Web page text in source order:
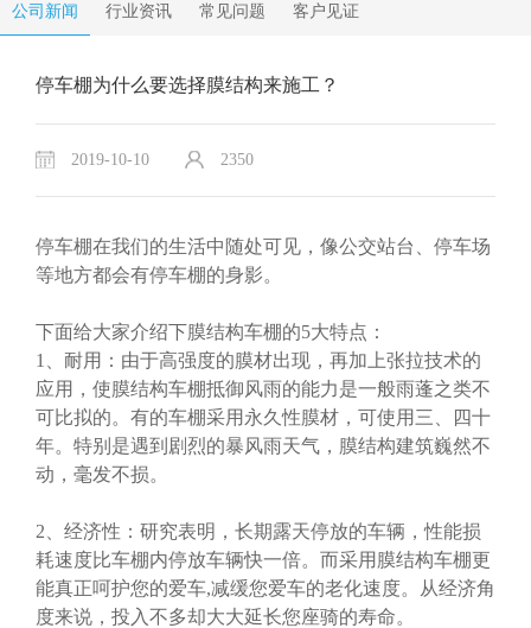
公司新闻 行业资讯 常见问题 客户见证
停车棚为什么要选择膜结构来施工？
2019-10-10 2350
停车棚在我们的生活中随处可见，像公交站台、停车场
等地方都会有停车棚的身影。
下面给大家介绍下膜结构车棚的5大特点：
1、耐用：由于高强度的膜材出现，再加上张拉技术的
应用，使膜结构车棚抵御风雨的能力是一般雨蓬之类不
可比拟的。有的车棚采用永久性膜材，可使用三、四十
年。特别是遇到剧烈的暴风雨天气，膜结构建筑巍然不
动，毫发不损。
2、经济性：研究表明，长期露天停放的车辆，性能损
耗速度比车棚内停放车辆快一倍。而采用膜结构车棚更
能真正呵护您的爱车,减缓您爱车的老化速度。从经济角
度来说，投入不多却大大延长您座骑的寿命。